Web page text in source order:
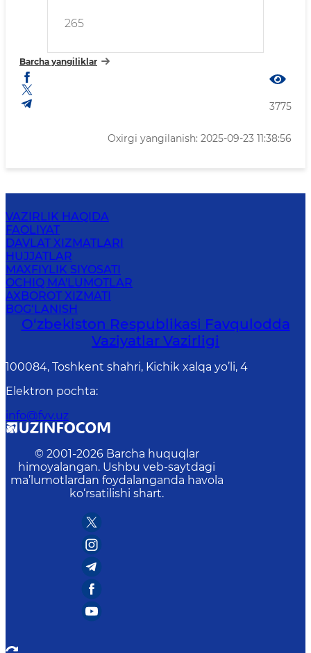
265
Barcha yangiliklar
3775
Oxirgi yangilanish: 2025-09-23 11:38:56
VAZIRLIK HAQIDA
FAOLIYAT
DAVLAT XIZMATLARI
HUJJATLAR
MAXFIYLIK SIYOSATI
OCHIQ MA'LUMOTLAR
AXBOROT XIZMATI
BOG‘LANISH
O‘zbеkistоn Rеspublikаsi Favqulodda
Vaziyatlar Vazirligi
100084, Toshkent shahri, Kichik xalqa yo’li, 4
Elektron pochta:
info@fvv.uz
© 2001-2026 Barcha huquqlar
himoyalangan. Ushbu veb-saytdagi
ma’lumotlardan foydalanganda havola
ko‘rsatilishi shart.